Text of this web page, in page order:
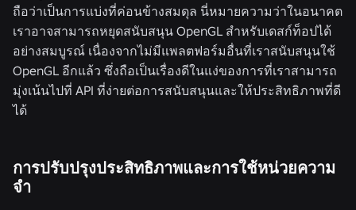
ถือว่าเป็นการแบ่งที่ค่อนข้างสมดุล นี่หมายความว่าในอนาคต
เราอาจสามารถหยุดสนับสนุน OpenGL สำหรับเดสก์ท็อปได้
อย่างสมบูรณ์ เนื่องจากไม่มีแพลตฟอร์มอื่นที่เราสนับสนุนใช้
OpenGL อีกแล้ว ซึ่งถือเป็นเรื่องดีในแง่ของการที่เราสามารถ
มุ่งเน้นไปที่ API ที่ง่ายต่อการสนับสนุนและให้ประสิทธิภาพที่ดี
ได้
การปรับปรุงประสิทธิภาพและการใช้หน่วยความ
จำ